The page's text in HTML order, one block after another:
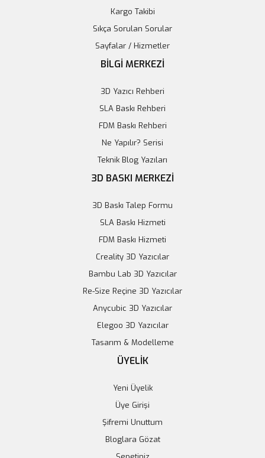
16 Kanal ENC28J60, W5100 RJ45 Ağ Web Röle Kontrol Anahtarı
685,56 TL
Sepete Ekle
Kargo Takibi
Sıkça Sorulan Sorular
Sayfalar / Hizmetler
BİLGİ MERKEZİ
3D Yazıcı Rehberi
SLA Baskı Rehberi
FDM Baskı Rehberi
Ne Yapılır? Serisi
Teknik Blog Yazıları
3D BASKI MERKEZİ
3D Baskı Talep Formu
SLA Baskı Hizmeti
FDM Baskı Hizmeti
Creality 3D Yazıcılar
Bambu Lab 3D Yazıcılar
Re-Size Reçine 3D Yazıcılar
Anycubic 3D Yazıcılar
Elegoo 3D Yazıcılar
Tasarım & Modelleme
ÜYELİK
Yeni Üyelik
Üye Girişi
Şifremi Unuttum
Bloglara Gözat